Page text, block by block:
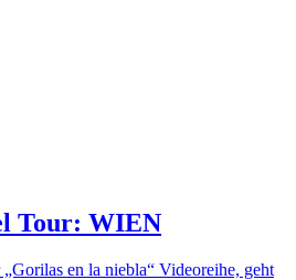
Tour: WIEN
en la niebla“ Videoreihe, geht